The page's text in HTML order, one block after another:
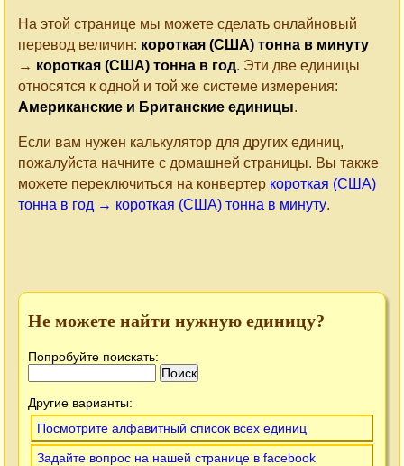
На этой странице мы можете сделать онлайновый
перевод величин: короткая (США) тонна в минуту
→ короткая (США) тонна в год. Эти две единицы
относятся к одной и той же системе измерения:
Американские и Британские единицы.
Если вам нужен калькулятор для других единиц,
пожалуйста начните с домашней страницы. Вы также
можете переключиться на конвертер короткая (США)
тонна в год → короткая (США) тонна в минуту.
Не можете найти нужную единицу?
Попробуйте поискать:
Другие варианты:
Посмотрите алфавитный список всех единиц
Задайте вопрос на нашей странице в facebook